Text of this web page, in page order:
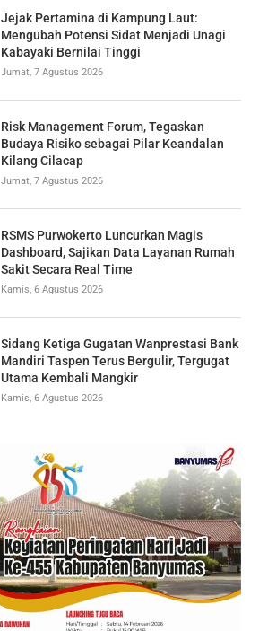
Jejak Pertamina di Kampung Laut:
Mengubah Potensi Sidat Menjadi Unagi
Kabayaki Bernilai Tinggi
Jumat, 7 Agustus 2026
Risk Management Forum, Tegaskan
Budaya Risiko sebagai Pilar Keandalan
Kilang Cilacap
Jumat, 7 Agustus 2026
RSMS Purwokerto Luncurkan Magis
Dashboard, Sajikan Data Layanan Rumah
Sakit Secara Real Time
Kamis, 6 Agustus 2026
Sidang Ketiga Gugatan Wanprestasi Bank
Mandiri Taspen Terus Bergulir, Tergugat
Utama Kembali Mangkir
Kamis, 6 Agustus 2026